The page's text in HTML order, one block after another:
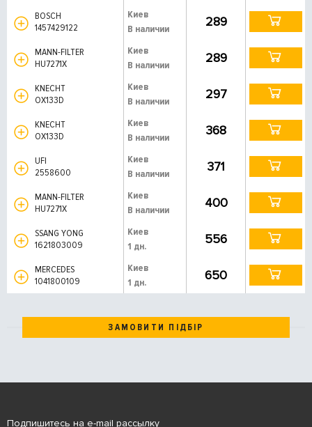
BOSCH
1457429122
Киев
В наличии
289
MANN-FILTER
HU7271X
Киев
В наличии
289
KNECHT
OX133D
Киев
В наличии
297
KNECHT
OX133D
Киев
В наличии
368
UFI
2558600
Киев
В наличии
371
MANN-FILTER
HU7271X
Киев
В наличии
400
SSANG YONG
1621803009
Киев
1 дн.
556
MERCEDES
1041800109
Киев
1 дн.
650
ЗАМОВИТИ ПІДБІР
Подпишитесь на e-mail рассылку